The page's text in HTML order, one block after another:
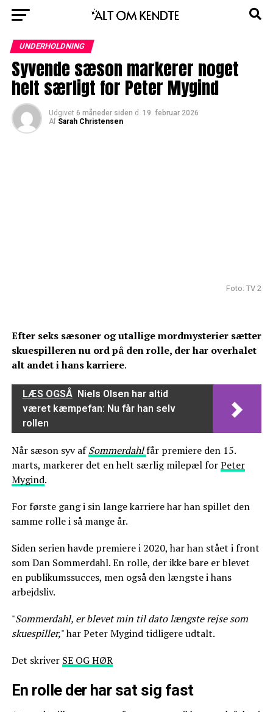
UNDERHOLDNING
Syvende sæson markerer noget
helt særligt for Peter Mygind
Udgivet 6 måneder siden d. 19. februar 2026
Af Sarah Christensen
Foto: TV 2
Efter seks sæsoner og utallige mordmysterier sætter
skuespilleren nu ord på den rolle, der har overhalet
alt andet i hans karriere.
LÆS OGSÅ Niels Olsen har altid
været kæmpefan: Nu får han selv
rollen
Når sæson syv afSommerdahlfår premiere den 15.
marts, markerer det en helt særlig milepæl forPeter
Mygind.
For første gang i sin lange karriere har han spillet den
samme rolle i så mange år.
Siden serien havde premiere i 2020, har han stået i front
som Dan Sommerdahl. En rolle, der ikke bare er blevet
en publikumssucces, men også den længste i hans
arbejdsliv.
"Sommerdahl, er blevet min til dato længste rejse som
skuespiller," har Peter Mygind tidligere udtalt.
Det skriver SE OG HØR
En rolle der har sat sig fast